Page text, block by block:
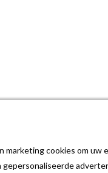
marketing cookies om uw
gepersonaliseerde